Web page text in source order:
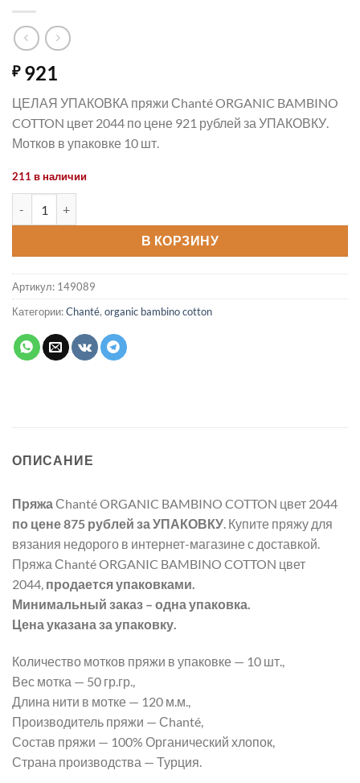
₽921
ЦЕЛАЯ УПАКОВКА пряжи Сhanté ORGANIC BAMBINO
COTTON цвет 2044 по цене 921 рублей за УПАКОВКУ.
Мотков в упаковке 10 шт.
211 в наличии
В КОРЗИНУ
Артикул: 149089
Категории:Chanté, organic bambino cotton
ОПИСАНИЕ
Пряжа Сhanté ORGANIC BAMBINO COTTON цвет 2044
по цене 875 рублей за УПАКОВКУ. Купите пряжу для
вязания недорого в интернет-магазине с доставкой.
Пряжа Сhanté ORGANIC BAMBINO COTTON цвет
2044, продается упаковками.
Минимальный заказ – одна упаковка.
Цена указана за упаковку.
Количество мотков пряжи в упаковке — 10 шт.,
Вес мотка — 50 гр.гр.,
Длина нити в мотке — 120 м.м.,
Производитель пряжи — Сhanté,
Состав пряжи — 100% Органический хлопок,
Страна производства — Турция.